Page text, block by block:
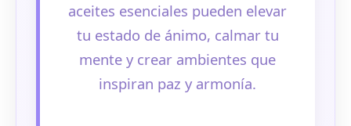
aceites esenciales pueden elevar
tu estado de ánimo, calmar tu
mente y crear ambientes que
inspiran paz y armonía.